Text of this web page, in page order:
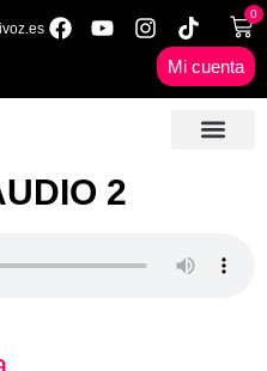
0
Mi cuenta
2